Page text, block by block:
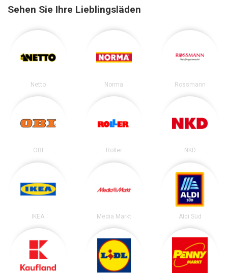
Sehen Sie Ihre Lieblingsläden
Netto Norma Rossmann
OBI Roller NKD
IKEA Media Markt Aldi Süd